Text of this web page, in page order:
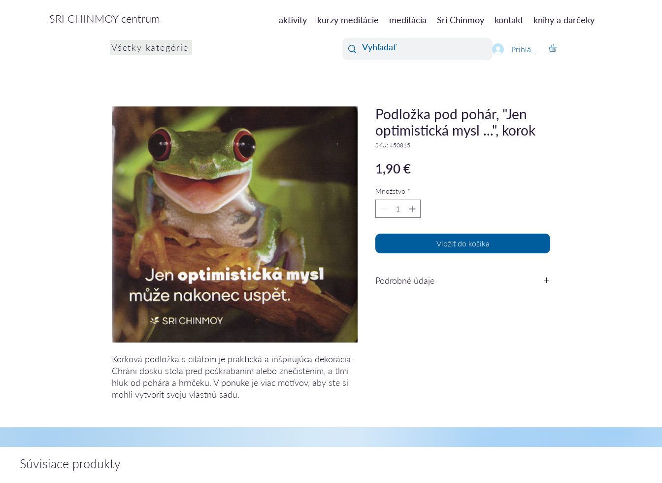
SRI CHINMOY centrum aktivity kurzy meditácie meditácia Sri Chinmoy kontakt knihy a darčeky
Korková podložka s citátom je praktická a inšpirujúca dekorácia.
Chráni dosku stola pred poškrabaním alebo znečistením, a tlmí
hluk od pohára a hrnčeku. V ponuke je viac motívov, aby ste si
mohli vytvorit svoju vlastnú sadu.
Podložka pod pohár, "Jen
optimistická mysl ...", korok
SKU: 450815
1,90 €Price
Množstvo *
Vložiť do košíka
Podrobné údaje
Všetky kategórie Prihlásiť
Súvisiace produkty